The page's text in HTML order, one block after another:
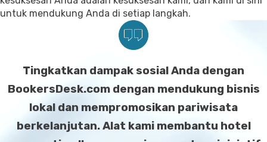
untuk mendukung Anda di setiap langkah.
Tingkatkan dampak sosial Anda dengan
BookersDesk.com dengan mendukung bisnis
lokal dan mempromosikan pariwisata
berkelanjutan. Alat kami membantu hotel